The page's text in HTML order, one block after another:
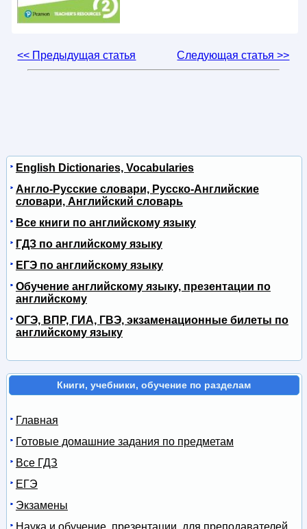
<< Предыдущая статья Следующая статья >>
English Dictionaries, Vocabularies
Англо-Русские словари, Русско-Английские
словари, Английский словарь
Все книги по английскому языку
ГДЗ по английскому языку
ЕГЭ по английскому языку
Обучение английскому языку, презентации по
английскому
ОГЭ, ВПР, ГИА, ГВЭ, экзаменационные билеты по
английскому языку
Книги, учебники, обучение по разделам
Главная
Готовые домашние задания по предметам
Все ГДЗ
ЕГЭ
Экзамены
Наука и обучение, презентации, для преподавателей,